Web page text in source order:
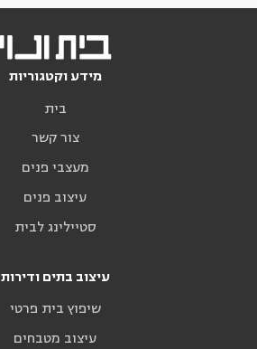
מידע וקטגוריות
בית
צור קשר
מעצבי פנים
עיצוב פנים
סטיילינג לבית
עיצוב בתים ודירות
שיפוץ בית פרטי
עיצוב מטבחים